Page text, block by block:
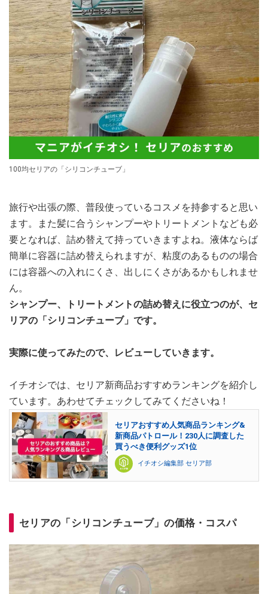
100均セリアの「シリコンチューブ」
旅行や出張の際、普段使っているコスメを持参すると思い
ます。また髪に合うシャンプーやトリートメントなども必
要となれば、詰め替えて持っていきますよね。液体ならば
簡単に容器に詰め替えられますが、粘度のあるものの場合
には容器への入れにくさ、出しにくさがあるかもしれませ
ん。
シャンプー、トリートメントの詰め替えに役立つのが、セ
リアの「シリコンチューブ」です。
実際に使ってみたので、レビューしていきます。
イチオシでは、セリア新商品おすすめランキングを紹介し
ています。あわせてチェックしてみてくださいね！
セリアおすすめ人気商品ランキング&
新商品パトロール！230人に調査した
買うべき便利グッズ1位
イチオシ編集部 セリア部
セリアの「シリコンチューブ」の価格・コスパ